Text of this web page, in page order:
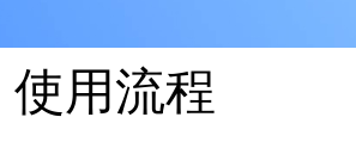
使用流程